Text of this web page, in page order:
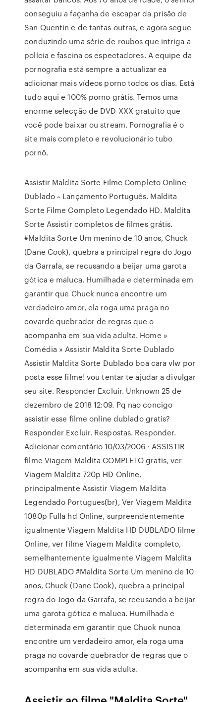
conseguiu a façanha de escapar da prisão de
San Quentin e de tantas outras, e agora segue
conduzindo uma série de roubos que intriga a
polícia e fascina os espectadores. A equipe da
pornografia está sempre a actualizar ea
adicionar mais vídeos porno todos os dias. Está
tudo aqui e 100% porno grátis. Temos uma
enorme selecção de DVD XXX gratuito que
você pode baixar ou stream. Pornografia é o
site mais completo e revolucionário tubo
pornô.
Assistir Maldita Sorte Filme Completo Online
Dublado ~ Lançamento Português. Maldita
Sorte Filme Completo Legendado HD. Maldita
Sorte Assistir completos de filmes grátis.
#Maldita Sorte Um menino de 10 anos, Chuck
(Dane Cook), quebra a principal regra do Jogo
da Garrafa, se recusando a beijar uma garota
gótica e maluca. Humilhada e determinada em
garantir que Chuck nunca encontre um
verdadeiro amor, ela roga uma praga no
covarde quebrador de regras que o
acompanha em sua vida adulta. Home »
Comédia » Assistir Maldita Sorte Dublado
Assistir Maldita Sorte Dublado boa cara vlw por
posta esse filme! vou tentar te ajudar a divulgar
seu site. Responder Excluir. Unknown 25 de
dezembro de 2018 12:09. Pq nao concigo
assistir esse filme online dublado gratis?
Responder Excluir. Respostas. Responder.
Adicionar comentário 10/03/2006 · ASSISTIR
filme Viagem Maldita COMPLETO gratis, ver
Viagem Maldita 720p HD Online,
principalmente Assistir Viagem Maldita
Legendado Portugues(br), Ver Viagem Maldita
1080p Fulla hd Online, surpreendentemente
igualmente Viagem Maldita HD DUBLADO filme
Online, ver filme Viagem Maldita completo,
semelhantemente igualmente Viagem Maldita
HD DUBLADO #Maldita Sorte Um menino de 10
anos, Chuck (Dane Cook), quebra a principal
regra do Jogo da Garrafa, se recusando a beijar
uma garota gótica e maluca. Humilhada e
determinada em garantir que Chuck nunca
encontre um verdadeiro amor, ela roga uma
praga no covarde quebrador de regras que o
acompanha em sua vida adulta.